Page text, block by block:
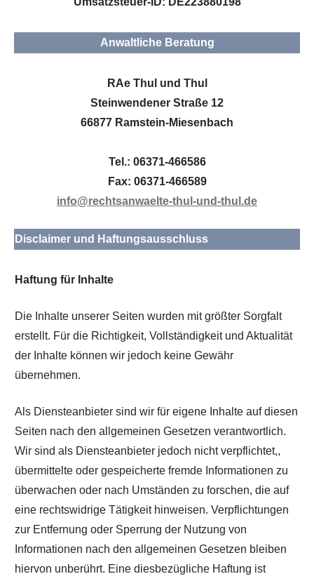
Anwaltliche Beratung
RAe Thul und Thul
Steinwendener Straße 12
66877 Ramstein-Miesenbach
Tel.: 06371-466586
Fax: 06371-466589
info@rechtsanwaelte-thul-und-thul.de
Disclaimer und Haftungsausschluss
Haftung für Inhalte
Die Inhalte unserer Seiten wurden mit größter Sorgfalt
erstellt. Für die Richtigkeit, Vollständigkeit und Aktualität
der Inhalte können wir jedoch keine Gewähr
übernehmen.
Als Diensteanbieter sind wir für eigene Inhalte auf diesen
Seiten nach den allgemeinen Gesetzen verantwortlich.
Wir sind als Diensteanbieter jedoch nicht verpflichtet,,
übermittelte oder gespeicherte fremde Informationen zu
überwachen oder nach Umständen zu forschen, die auf
eine rechtswidrige Tätigkeit hinweisen. Verpflichtungen
zur Entfernung oder Sperrung der Nutzung von
Informationen nach den allgemeinen Gesetzen bleiben
hiervon unberührt. Eine diesbezügliche Haftung ist